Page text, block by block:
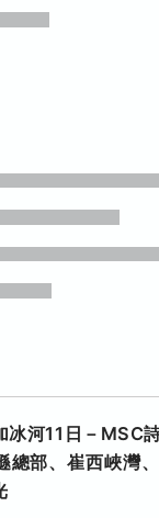
冰河11日－MSC
總部、崔西峽灣